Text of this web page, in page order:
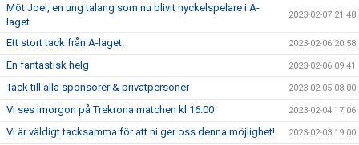
Möt Joel, en ung talang som nu blivit nyckelspelare i A-
laget
2023-02-07 21:48
Ett stort tack från A-laget. 2023-02-06 20:58
En fantastisk helg 2023-02-06 09:41
Tack till alla sponsorer & privatpersoner 2023-02-05 08:00
Vi ses imorgon på Trekrona matchen kl 16.00 2023-02-04 17:06
Vi är väldigt tacksamma för att ni ger oss denna möjlighet! 2023-02-03 19:00